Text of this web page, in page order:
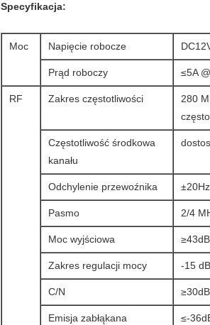
Specyfikacja:
Moc Napięcie robocze
Prąd roboczy ≤5A
RF Zakres częstotliwości
280
Częstotliwość środkowa
kanału
Odchylenie przewoźnika ±20Hz
Pasmo 2/4
Moc wyjściowa
Zakres regulacji mocy -15 dB
C/N
Emisja zabłąkana ≤-